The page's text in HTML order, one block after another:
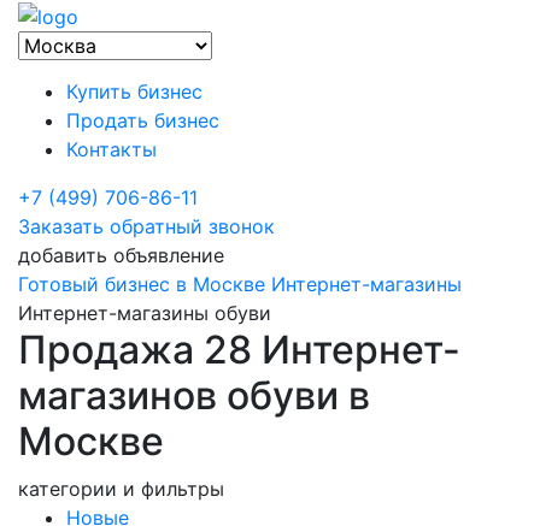
Купить бизнес
Продать бизнес
Контакты
+7 (499) 706-86-11
Заказать обратный звонок
добавить объявление
Готовый бизнес в Москве Интернет-магазины
Интернет-магазины обуви
Продажа 28 Интернет-
магазинов обуви в
Москве
категории и фильтры
Новые